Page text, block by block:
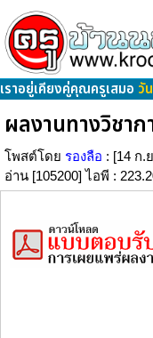
เราอยู่เคียงคู่คุณครูเสมอ วั
ผลงานทางวิชา
โพสต์โดย รองลือ : [14 ก.
อ่าน [105200] ไอพี :